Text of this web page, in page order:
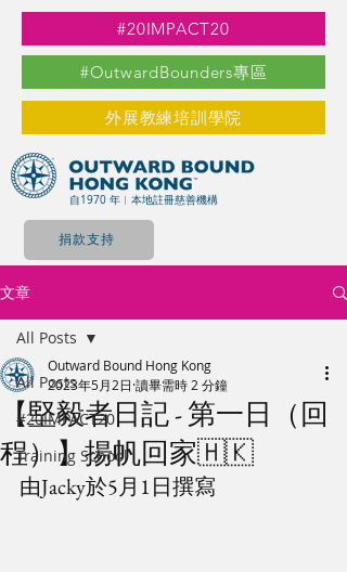
#20IMPACT20
#OutwardBounders專區
外展教練培訓學院
自1970 年︳本地註冊慈善機構
捐款支持
文章
All Posts
#20IMPACT20
Training School
All Posts
【堅毅者日記 - 第一日（回
程）】揚帆回家🇭🇰
Outward Bound Hong Kong
2023年5月2日 讀畢需時 2 分鐘
由Jacky於5月1日撰寫